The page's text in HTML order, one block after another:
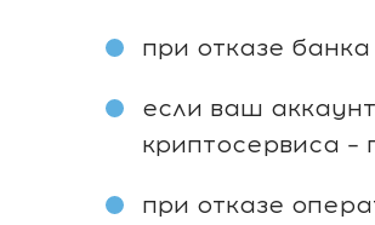
при отказе
если ваш
криптосервиса –
при отказе